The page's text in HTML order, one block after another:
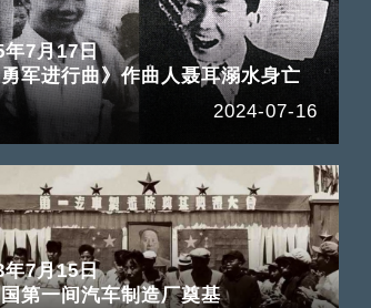
年7月17日
军进行曲》作曲人聂耳溺水身亡
2024-07-16
年7月15日
第一间汽车制造厂奠基